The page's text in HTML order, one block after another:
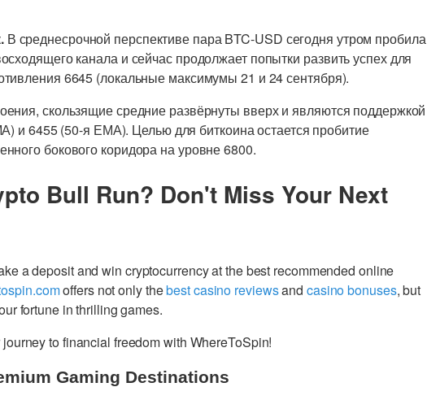
В среднесрочной перспективе пара BTC-USD сегодня утром пробила
канала и сейчас продолжает попытки развить успех для
6645 (локальные максимумы 21 и 24 сентября).
скользящие средние развёрнуты вверх и являются поддержкой
и 6455 (50-я ЕМА). Целью для биткоина остается пробитие
бокового коридора на уровне 6800.
Bull Run? Don't Miss Your Next
a deposit and win cryptocurrency at the best recommended online
offers not only thebest casino reviewsand casino bonuses, but
fortune in thrilling games.
to financial freedom with WhereToSpin!
Gaming Destinations